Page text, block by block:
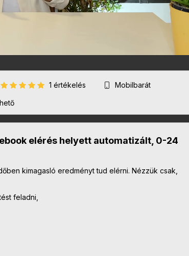
1 értékelés Mobilbarát
elérés helyett automatizált, 0-24
kimagasló eredményt tud elérni. Nézzük csak,
feladni,